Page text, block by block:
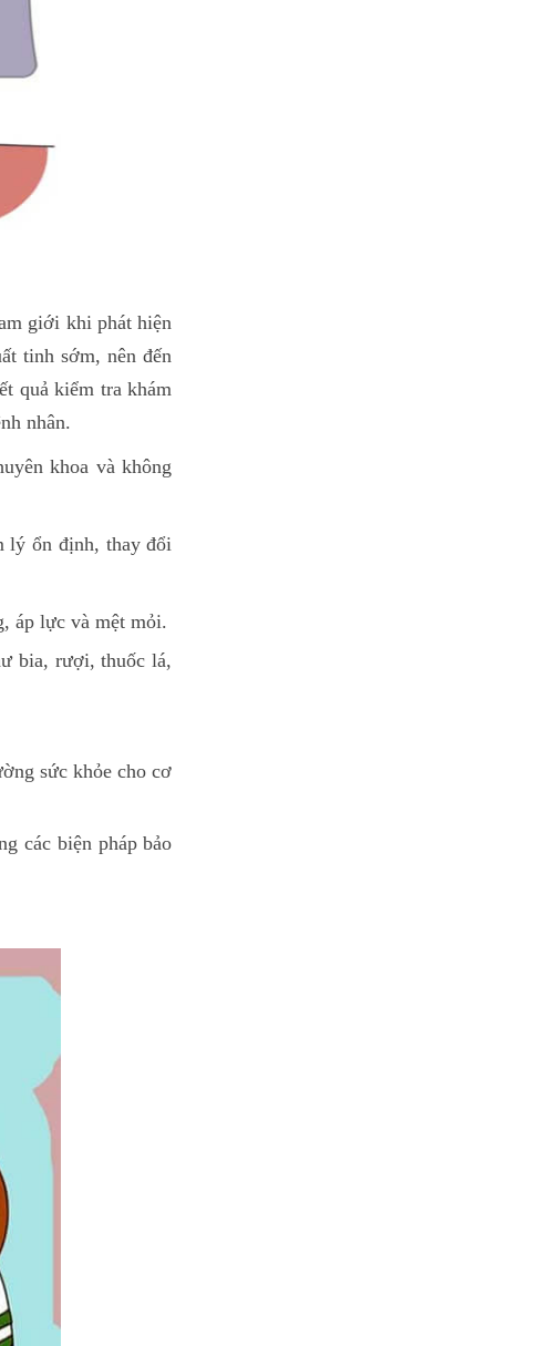
giới khi phát hiện
tinh sớm, nên đến
quả kiểm tra khám
nhân.
khoa và không
lý ổn định, thay đổi
áp lực và mệt mỏi.
bia, rượi, thuốc lá,
sức khỏe cho cơ
các biện pháp bảo